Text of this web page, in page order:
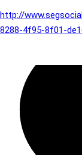
http://
8288-4f95-8f01-